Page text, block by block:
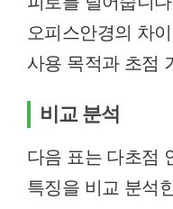
오피스안경의 차
사용 목적과 초점
비교 분석
다음 표는 다초점
특징을 비교 분석